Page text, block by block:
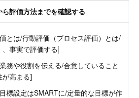
ら評価方法までを確認する
とは/行動評価（プロセス評価）とは/
事実で評価する]
務や役割を伝える/合意していること
が高まる]
標設定はSMARTに/定量的な目標が作